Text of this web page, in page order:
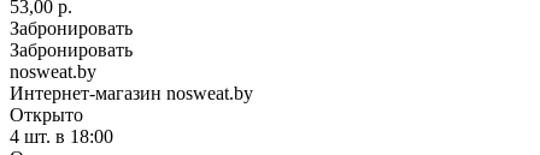
53,00 р.
Забронировать
Забронировать
nosweat.by
Интернет-магазин nosweat.by
Открыто
4 шт. в 18:00